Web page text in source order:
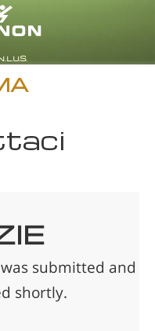
italiano
submitted and
shortly.